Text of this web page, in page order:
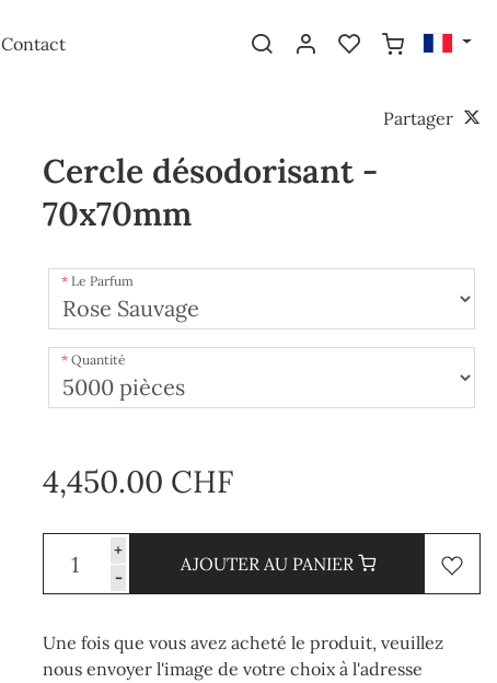
Contact
Partager
Cercle désodorisant -
70x70mm
Le Parfum
Quantité
4,450.00 CHF
+
-
AJOUTER AU PANIER
Une fois que vous avez acheté le produit, veuillez
nous envoyer l'image de votre choix à l'adresse